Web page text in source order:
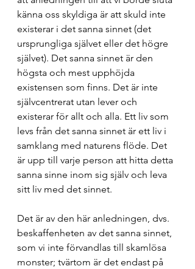
känna oss skyldiga är att skuld inte
existerar i det sanna sinnet (det
ursprungliga självet eller det högre
självet). Det sanna sinnet är den
högsta och mest upphöjda
existensen som finns. Det är inte
självcentrerat utan lever och
existerar för allt och alla. Ett liv som
levs från det sanna sinnet är ett liv i
samklang med naturens flöde. Det
är upp till varje person att hitta detta
sanna sinne inom sig själv och leva
sitt liv med det sinnet.
Det är av den här anledningen, dvs.
beskaffenheten av det sanna sinnet,
som vi inte förvandlas till skamlösa
monster; tvärtom är det endast på